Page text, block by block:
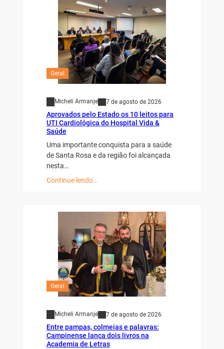
Geral
Micheli Armanje 7 de agosto de 2026
Aprovados pelo Estado os 10 leitos para
UTI Cardiológica do Hospital Vida &
Saúde
Uma importante conquista para a saúde
de Santa Rosa e da região foi alcançada
nesta…
Continue lendo…
Geral
Micheli Armanje 7 de agosto de 2026
Entre pampas, colmeias e palavras:
Campinense lança dois livros na
Academia de Letras